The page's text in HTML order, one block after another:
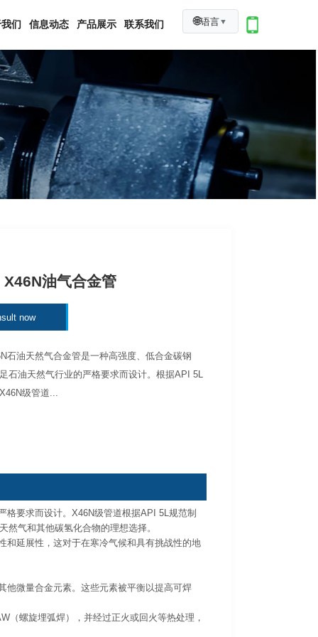
们 信息动态 产品展示 联系我们 🌐语言▼
油气合金管
now
石油天然气合金管是一种高强度、低合金碳钢
石油天然气行业的严格要求而设计。根据API 5L
级管道...
要求而设计。X46N级管道根据API 5L规范制
气和其他碳氢化合物的理想选择。
和延展性，这对于在寒冷气候和具有挑战性的地
他微量合金元素。这些元素被平衡以提高可焊
（螺旋埋弧焊），并经过正火或回火等热处理，